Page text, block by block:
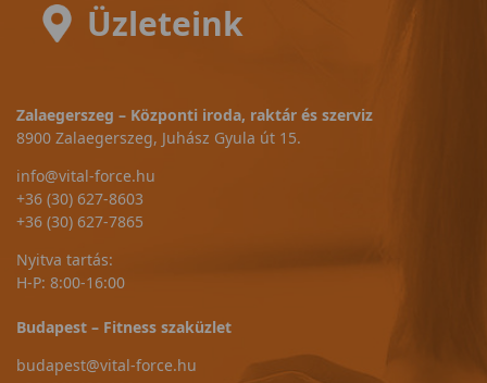
Üzleteink
Zalaegerszeg – Központi iroda, raktár és szerviz
8900 Zalaegerszeg, Juhász Gyula út 15.
info@vital-force.hu
+36 (30) 627-8603
+36 (30) 627-7865
Nyitva tartás:
H-P: 8:00-16:00
Budapest – Fitness szaküzlet
budapest@vital-force.hu